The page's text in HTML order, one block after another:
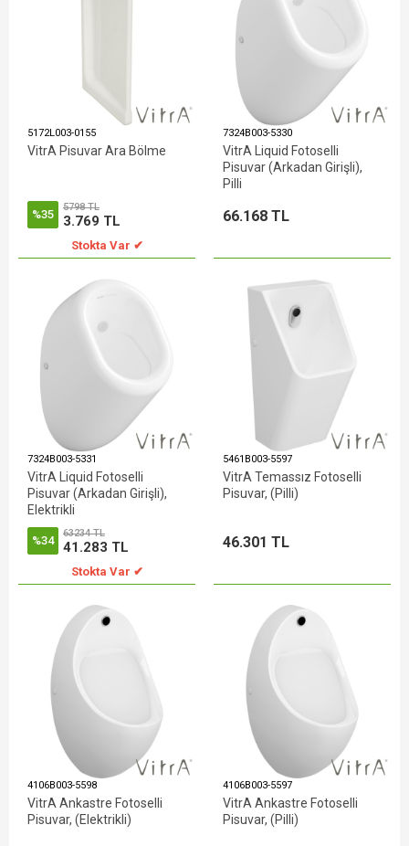
5172L003-0155
VitrA Pisuvar Ara Bölme
%35
5798 TL
3.769 TL
Stokta Var ✔
7324B003-5330
VitrA Liquid Fotoselli
Pisuvar (Arkadan Girişli),
Pilli
66.168 TL
7324B003-5331
VitrA Liquid Fotoselli
Pisuvar (Arkadan Girişli),
Elektrikli
%34
63234 TL
41.283 TL
Stokta Var ✔
5461B003-5597
VitrA Temassız Fotoselli
Pisuvar, (Pilli)
46.301 TL
4106B003-5598
VitrA Ankastre Fotoselli
Pisuvar, (Elektrikli)
4106B003-5597
VitrA Ankastre Fotoselli
Pisuvar, (Pilli)